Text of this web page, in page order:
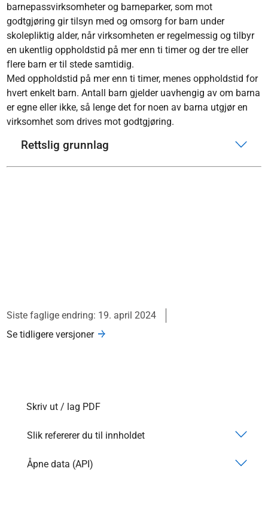
barnepassvirksomheter og barneparker, som mot
godtgjøring gir tilsyn med og omsorg for barn under
skolepliktig alder, når virksomheten er regelmessig og tilbyr
en ukentlig oppholdstid på mer enn ti timer og der tre eller
flere barn er til stede samtidig.
Med oppholdstid på mer enn ti timer, menes oppholdstid for
hvert enkelt barn. Antall barn gjelder uavhengig av om barna
er egne eller ikke, så lenge det for noen av barna utgjør en
virksomhet som drives mot godtgjøring.
Rettslig grunnlag
Siste faglige endring: 19. april 2024
Se tidligere versjoner
Skriv ut / lag PDF
Slik refererer du til innholdet
Åpne data (API)